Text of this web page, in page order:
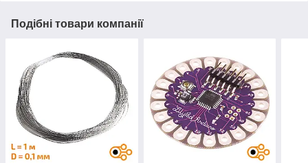
Подібні товари компанії